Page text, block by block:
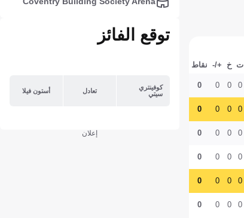
ت خ +/- نقاط
0
0
0
0
0
0
0
0
0
0
0
0
0
0
0
0
0
0
0
0
0
0
0
0
توقع الفائز
كوفينتري
سيتي
تعادل أستون فيلا
إعلان